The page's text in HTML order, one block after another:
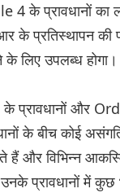
के प्रावधानों का
के प्रतिस्थापन की
लिए उपलब्ध होगा।
प्रावधानों और
के बीच कोई
हैं और विभिन्न
प्रावधानों में कुछ